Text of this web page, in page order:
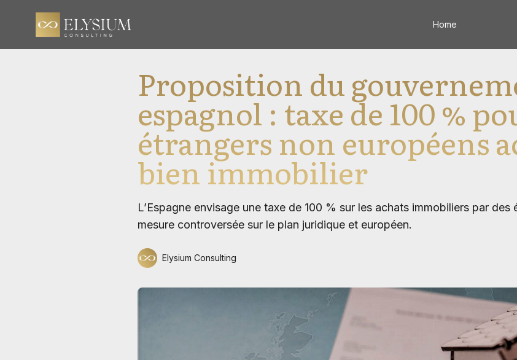
Home
Proposition du
espagnol : taxe de 100 %
étrangers non européens
bien immobilier
L’Espagne envisage une taxe de 100 % sur les achats immobiliers par
mesure controversée sur le plan juridique et européen.
Elysium Consulting